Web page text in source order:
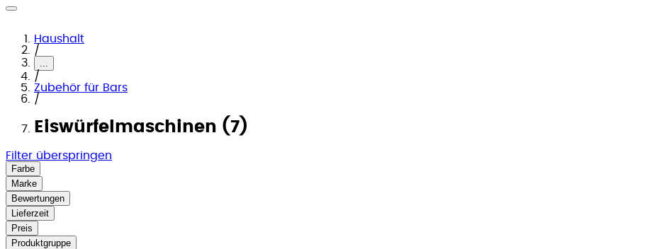
Haushalt
/
...
/
Zubehör für Bars
/
Eiswürfelmaschinen (7)
Filter überspringen
Farbe
Marke
Bewertungen
Lieferzeit
Preis
Produktgruppe